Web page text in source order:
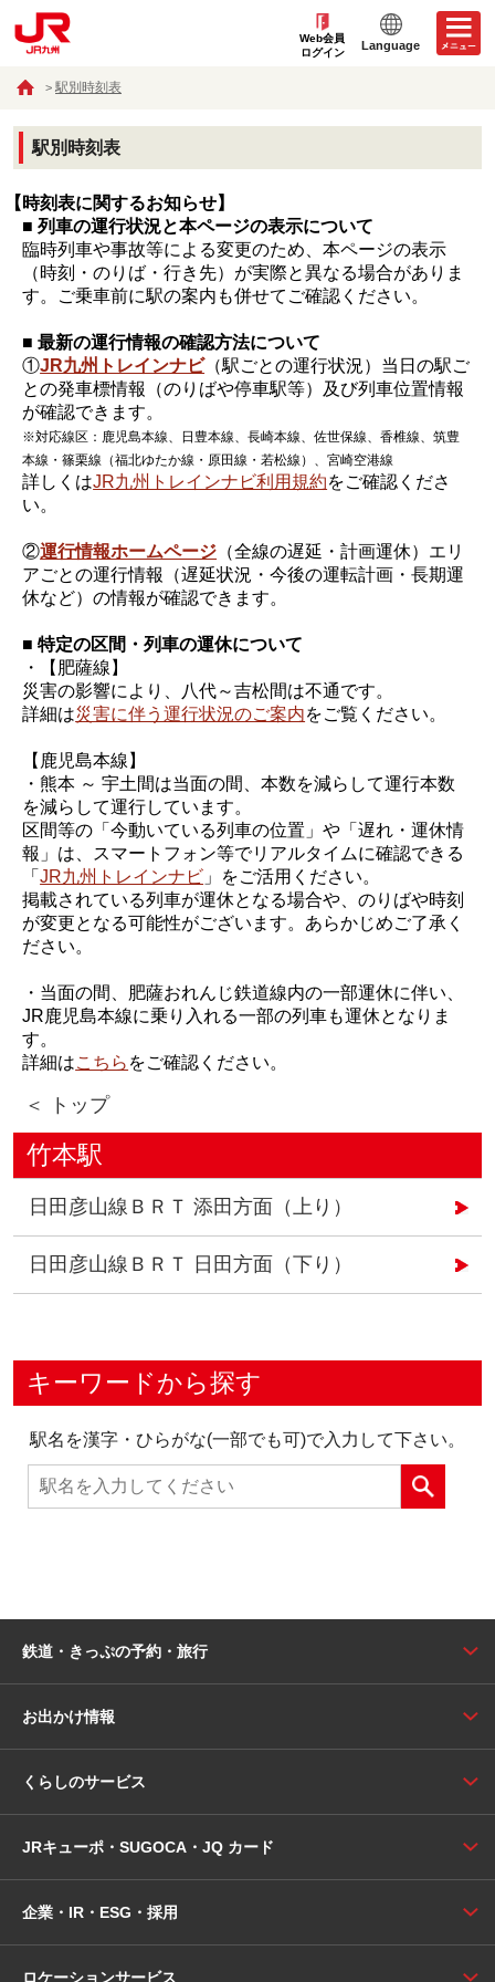
Web会員
ログイン
Language
駅別時刻表
駅別時刻表
【時刻表に関するお知らせ】
■ 列車の運行状況と本ページの表示について
臨時列車や事故等による変更のため、本ページの表示
（時刻・のりば・行き先）が実際と異なる場合がありま
す。ご乗車前に駅の案内も併せてご確認ください。
■ 最新の運行情報の確認方法について
①JR九州トレインナビ（駅ごとの運行状況）当日の駅ご
との発車標情報（のりばや停車駅等）及び列車位置情報
が確認できます。
※対応線区：鹿児島本線、日豊本線、長崎本線、佐世保線、香椎線、筑豊
本線・篠栗線（福北ゆたか線・原田線・若松線）、宮崎空港線
詳しくはJR九州トレインナビ利用規約をご確認くださ
い。
②運行情報ホームページ （全線の遅延・計画運休）エリ
アごとの運行情報（遅延状況・今後の運転計画・長期運
休など）の情報が確認できます。
■ 特定の区間・列車の運休について
・【肥薩線】
災害の影響により、八代～吉松間は不通です。
詳細は災害に伴う運行状況のご案内をご覧ください。
【鹿児島本線】
・熊本 ～ 宇土間は当面の間、本数を減らして運行本数
を減らして運行しています。
区間等の「今動いている列車の位置」や「遅れ・運休情
報」は、スマートフォン等でリアルタイムに確認できる
「JR九州トレインナビ 」をご活用ください。
掲載されている列車が運休となる場合や、のりばや時刻
が変更となる可能性がございます。あらかじめご了承く
ださい。
・当面の間、肥薩おれんじ鉄道線内の一部運休に伴い、
JR鹿児島本線に乗り入れる一部の列車も運休となりま
す。
詳細はこちら をご確認ください。
＜ トップ
竹本駅
日田彦山線ＢＲＴ 添田方面（上り）
日田彦山線ＢＲＴ 日田方面（下り）
キーワードから探す
駅名を漢字・ひらがな(一部でも可)で入力して下さい。
鉄道・きっぷの予約・旅行
お出かけ情報
くらしのサービス
JRキューポ・SUGOCA・JQ カード
企業・IR・ESG・採用
ロケーションサービス